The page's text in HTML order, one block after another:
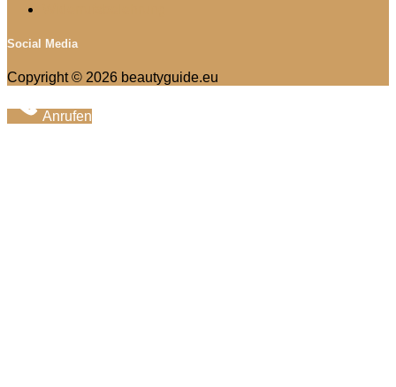
Social Media
Copyright © 2026 beautyguide.eu
Anrufen